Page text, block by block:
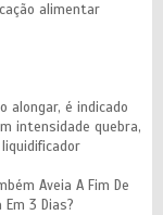
alimentar
alongar, é indicado
intensidade quebra,
Aveia A Fim De
Em 3 Dias?